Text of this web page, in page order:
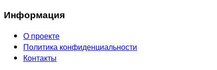
Информация
О проекте
Политика конфиденциальности
Контакты